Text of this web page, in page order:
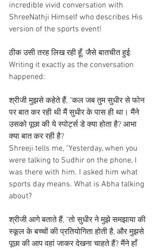
incredible vivid conversation with
ShreeNathji Himself who describes His
version of the sports event!
ठीक उसी तरह लिख रही हूँ, जैसे बातचीत हुई:
Writing it exactly as the conversation
happened:
श्रीजी मुझसे कहेते हैं, "कल जब तुम सुधीर से फोन
पर बात कर रही थी मैं सुधीर के पास ही था। मैंने
उसको पूछा की ये स्पोर्ट्स डे क्या होता है? आभा
क्या बात कर रही है?
Shreeji tells me, "Yesterday, when you
were talking to Sudhir on the phone, I
was there with him. I asked him what
sports day means. What is Abha talking
about?
श्रीजी आगे बताते हैं, "तो सुधीर ने मुझे समझाया की
स्कूल के बच्चों की प्रतियोगिता होती है, और मुझसे
पूछा की आप वहां जाकर देखना चाहते हैं? मैंने हाँ